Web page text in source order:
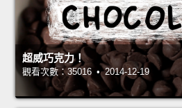
超威巧克力！
觀看次數：35016 • 2014-12-19